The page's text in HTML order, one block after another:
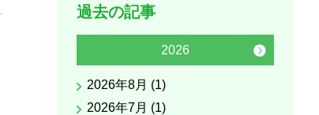
過去の記事
2026
2026年8月 (1)
2026年7月 (1)